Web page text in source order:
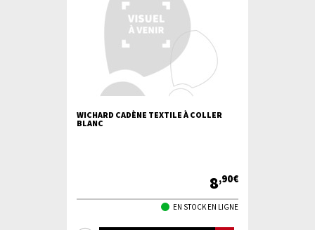
WICHARD CADÈNE TEXTILE À COLLER
BLANC
8,90€
EN STOCK EN LIGNE